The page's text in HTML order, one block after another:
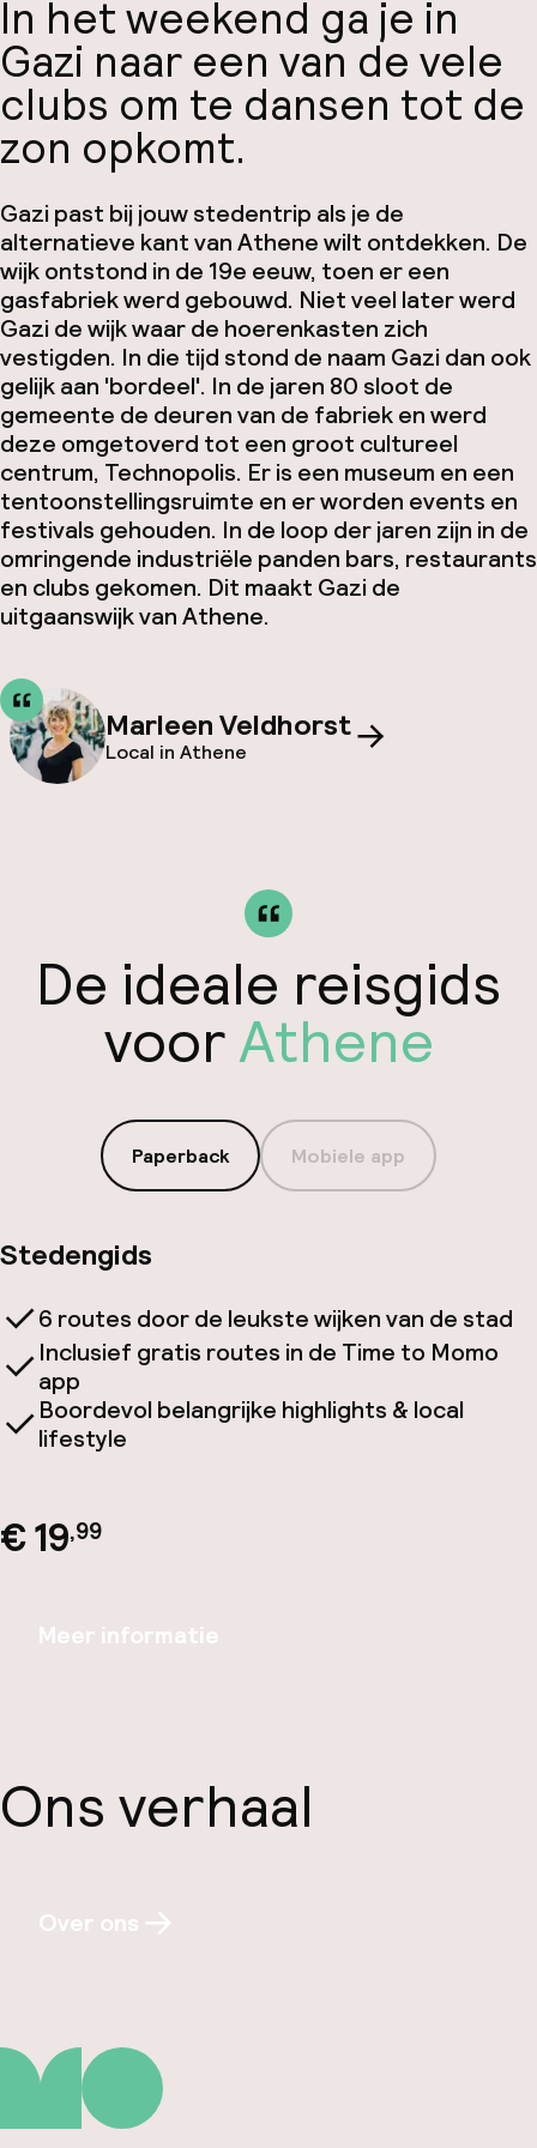
In het weekend ga je in
Gazi naar een van de vele
clubs om te dansen tot de
zon opkomt.
Gazi past bij jouw stedentrip als je de
alternatieve kant van Athene wilt ontdekken. De
wijk ontstond in de 19e eeuw, toen er een
gasfabriek werd gebouwd. Niet veel later werd
Gazi de wijk waar de hoerenkasten zich
vestigden. In die tijd stond de naam Gazi dan ook
gelijk aan 'bordeel'. In de jaren 80 sloot de
gemeente de deuren van de fabriek en werd
deze omgetoverd tot een groot cultureel
centrum, Technopolis. Er is een museum en een
tentoonstellingsruimte en er worden events en
festivals gehouden. In de loop der jaren zijn in de
omringende industriële panden bars, restaurants
en clubs gekomen. Dit maakt Gazi de
uitgaanswijk van Athene.
Marleen Veldhorst
Local in Athene
De ideale reisgids
voorAthene
Paperback Mobiele app
Stedengids
6 routes door de leukste wijken van de stad
Inclusief gratis routes in de Time to Momo
app
Boordevol belangrijke highlights & local
lifestyle
€ 19,99
Meer informatie
Ons verhaal
Over ons